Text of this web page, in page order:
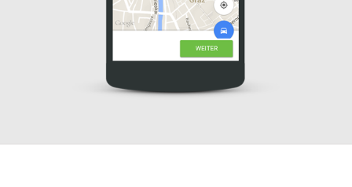
Schlieren
Elsener Klima AG